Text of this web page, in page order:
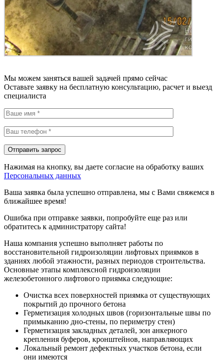
Мы можем заняться вашей задачей прямо сейчас
Оставьте заявку на бесплатную консультацию, расчет и выезд
специалиста
Нажимая на кнопку, вы даете согласие на обработку ваших
Персональных данных
Ваша заявка была успешно отправлена, мы с Вами свяжемся в
ближайшее время!
Ошибка при отправке заявки, попробуйте еще раз или
обратитесь к администратору сайта!
Наша компания успешно выполняет работы по
восстановительной гидроизоляции лифтовых приямков в
зданиях любой этажности, разных периодов строительства.
Основные этапы комплексной гидроизоляции
железобетонного лифтового приямка следующие:
Очистка всех поверхностей приямка от существующих
покрытий до прочного бетона
Герметизация холодных швов (горизонтальные швы по
примыканию дно-стены, по периметру стен)
Герметизация закладных деталей, зон анкерного
крепления буферов, кронштейнов, направляющих
Локальный ремонт дефектных участков бетона, если
они имеются